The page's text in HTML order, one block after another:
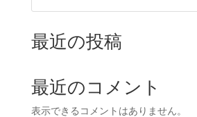
最近の投稿
最近のコメント
表示できるコメントはありません。